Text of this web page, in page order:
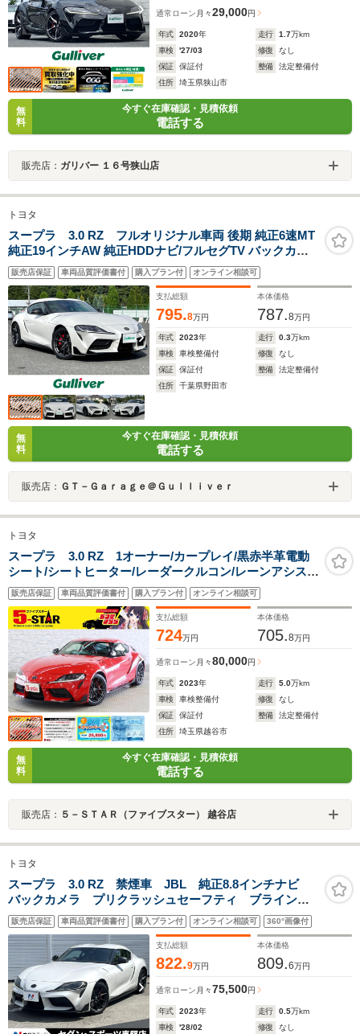
通常ローン 月々29,000円
年式 2020年 走行 1.7万km
車検
'27/03 修復
なし
保証
保証付 整備
法定整備付
住所
埼玉県狭山市
無
料
今すぐ在庫確認・見積依頼
電話する
販売店： ガリバー １６号狭山店
トヨタ
スープラ 3.0 RZ フルオリジナル車両 後期 純正6速MT
純正19インチAW 純正HDDナビ/フルセグTV バックカメ
ラ JBLサウンドシステム 前後ドラレコ 衝突軽減ブレーキ
LKA BSM LEDヘッドライト 保証書 取扱説明種 スペアキ
ー
販売店保証 車両品質評価書付 購入プラン付 オンライン相談可
支払総額
795.8万円
本体価格
787.8万円
年式 2023年 走行 0.3万km
車検
車検整備付 修復
なし
保証
保証付 整備
法定整備付
住所
千葉県野田市
無
料
今すぐ在庫確認・見積依頼
電話する
販売店： ＧＴ－Ｇａｒａｇｅ＠Ｇｕｌｌｉｖｅｒ
トヨタ
スープラ 3.0 RZ 1オーナー/カープレイ/黒赤半革電動
シート/シートヒーター/レーダークルコン/レーンアシス
ト/PCS/BSM/HUD/LEDオートハイビーム/純正ナビ/地デ
ジ/バックカメラ/純正19AW
販売店保証 車両品質評価書付 購入プラン付 オンライン相談可
支払総額
724万円
本体価格
705.8万円
通常ローン 月々80,000円
年式 2023年 走行 5.0万km
車検
車検整備付 修復
なし
保証
保証付 整備
法定整備付
住所
埼玉県越谷市
無
料
今すぐ在庫確認・見積依頼
電話する
販売店： ５－ＳＴＡＲ（ファイブスター） 越谷店
トヨタ
スープラ 3.0 RZ 禁煙車 JBL 純正8.8インチナビ
バックカメラ プリクラッシュセーフティ ブラインド
スポット パワーシート シートヒーター 6灯式LEDヘ
ッド クリアランスソナー brembo製レッドキャリパー
販売店保証 車両品質評価書付 購入プラン付 オンライン相談可 360°画像付
支払総額
822.9万円
本体価格
809.6万円
通常ローン 月々75,500円
年式 2023年 走行 0.5万km
車検
'28/02 修復 なし